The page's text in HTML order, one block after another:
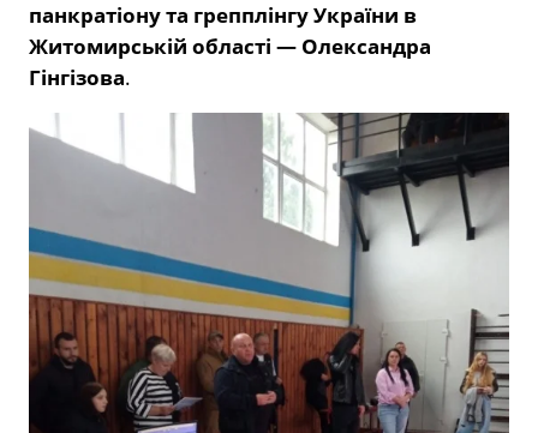
панкратіону та грепплінгу України в
Житомирській області — Олександра
Гінгізова.